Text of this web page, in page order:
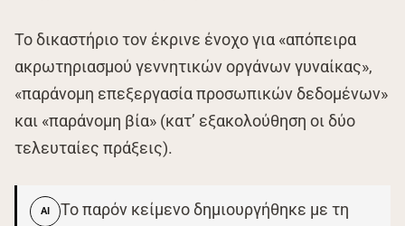
Το δικαστήριο τον έκρινε ένοχο για «απόπειρα
ακρωτηριασμού γεννητικών οργάνων γυναίκας»,
«παράνομη επεξεργασία προσωπικών δεδομένων»
και «παράνομη βία» (κατ’ εξακολούθηση οι δύο
τελευταίες πράξεις).
AI
Το παρόν κείμενο δημιουργήθηκε με τη